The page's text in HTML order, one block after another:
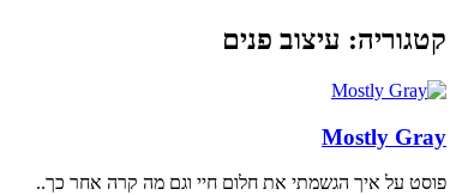
קטגוריה: עיצוב פנים
Mostly Gray
פוסט על איך הגשמתי את חלום חיי וגם מה קרה אחר כך..